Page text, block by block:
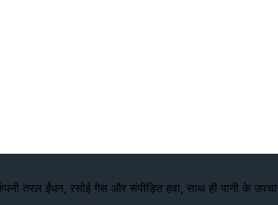
तरल ईंधन, रसोई गैस और संपीड़ित हवा, साथ ही पानी के